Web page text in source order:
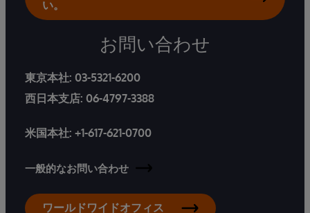
い。
お問い合わせ
東京本社: 03-5321-6200
西日本支店: 06-4797-3388
米国本社: +1-617-621-0700
一般的なお問い合わせ
ワールドワイドオフィス